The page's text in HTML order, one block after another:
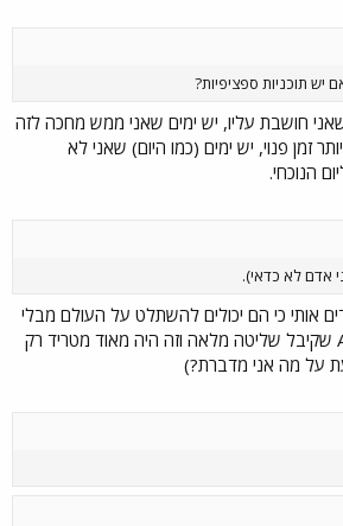
יש תוכניות ספציפיות?
חושבת עליו, יש ימים שאני ממש מחכה לזה
זמן פנוי, יש ימים (כמו היום) שאני לא
הנוכחי.
אדם לא כדאי).
אותי כי הם יכולים להשתלט על העולם מבלי
שנשים לב (יש את ה-AI שקיבל שליטה מלאה וזה היה מאוד מטריד רק
על מה אני מדברת?)